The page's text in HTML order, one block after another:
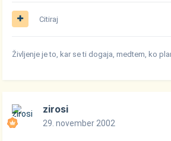
Citiraj
Življenje je to, kar se ti dogaja, medtem, ko
zirosi
29. november 2002